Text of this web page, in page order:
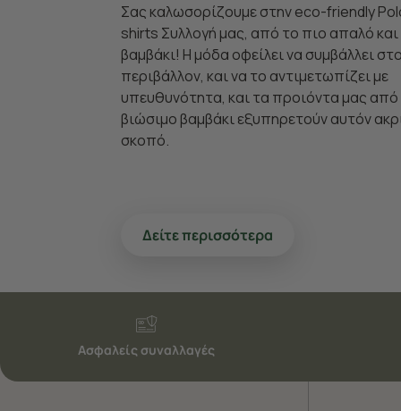
Σας καλωσορίζουμε στην eco-friendly
shirts Συλλογή μας, από το πιο απαλό και
βαμβάκι! Η μόδα οφείλει να συμβάλλει στο
περιβάλλον, και να το αντιμετωπίζει με
υπευθυνότητα, και τα προιόντα μας από
βιώσιμο βαμβάκι εξυπηρετούν αυτόν
σκοπό.
Δείτε περισσότερα
Ασφαλείς συναλλαγές